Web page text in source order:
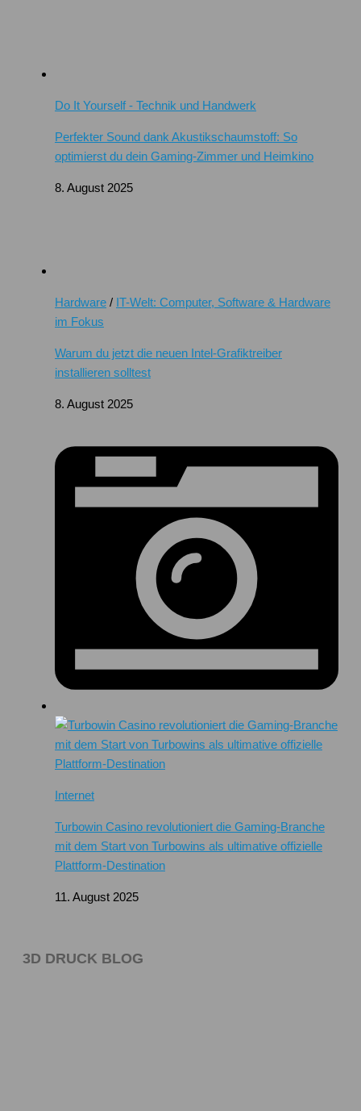
Do It Yourself - Technik und Handwerk
Perfekter Sound dank Akustikschaumstoff: So
optimierst du dein Gaming-Zimmer und Heimkino
8. August 2025
Hardware / IT-Welt: Computer, Software & Hardware
im Fokus
Warum du jetzt die neuen Intel-Grafiktreiber
installieren solltest
8. August 2025
Internet
Turbowin Casino revolutioniert die Gaming-Branche
mit dem Start von Turbowins als ultimative offizielle
Plattform-Destination
11. August 2025
3D DRUCK BLOG